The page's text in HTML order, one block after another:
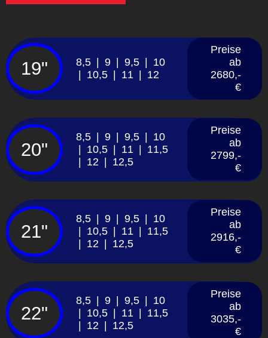
19"
8,5 | 9 | 9,5 | 10
| 10,5 | 11 | 12
Preise
ab
2680,-
€
20"
8,5 | 9 | 9,5 | 10
| 10,5 | 11 | 11,5
| 12 | 12,5
Preise
ab
2799,-
€
21"
8,5 | 9 | 9,5 | 10
| 10,5 | 11 | 11,5
| 12 | 12,5
Preise
ab
2916,-
€
22"
8,5 | 9 | 9,5 | 10
| 10,5 | 11 | 11,5
| 12 | 12,5
Preise
ab
3035,-
€